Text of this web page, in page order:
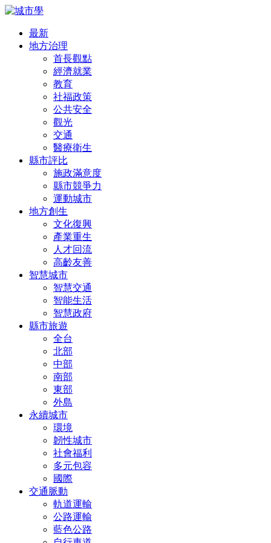
最新
地方治理
首長觀點
經濟就業
教育
社福政策
公共安全
觀光
交通
醫療衛生
縣市評比
施政滿意度
縣市競爭力
運動城市
地方創生
文化復興
產業重生
人才回流
高齡友善
智慧城市
智慧交通
智能生活
智慧政府
縣市旅遊
全台
北部
中部
南部
東部
外島
永續城市
環境
韌性城市
社會福利
多元包容
國際
交通脈動
軌道運輸
公路運輸
藍色公路